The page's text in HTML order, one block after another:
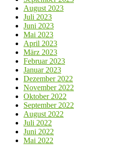
August 2023
Juli 2023
Juni 2023
Mai 2023
April 2023
März 2023
Februar 2023
Januar 2023
Dezember 2022
November 2022
Oktober 2022
September 2022
August 2022
Juli 2022
Juni 2022
Mai 2022